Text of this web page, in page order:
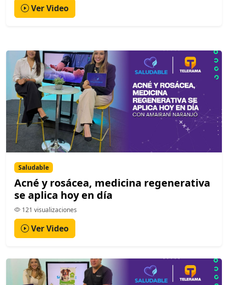
Ver Video
Saludable
Acné y rosácea, medicina regenerativa
se aplica hoy en día
121 visualizaciones
Ver Video